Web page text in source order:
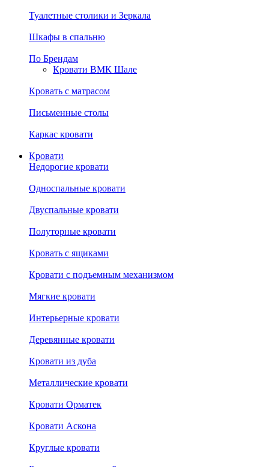
Туалетные столики и Зеркала
Шкафы в спальню
По Брендам
Кровати ВМК Шале
Кровать с матрасом
Письменные столы
Каркас кровати
Кровати
Недорогие кровати
Односпальные кровати
Двуспальные кровати
Полуторные кровати
Кровать с ящиками
Кровати с подъемным механизмом
Мягкие кровати
Интерьерные кровати
Деревянные кровати
Кровати из дуба
Металлические кровати
Кровати Орматек
Кровати Аскона
Круглые кровати